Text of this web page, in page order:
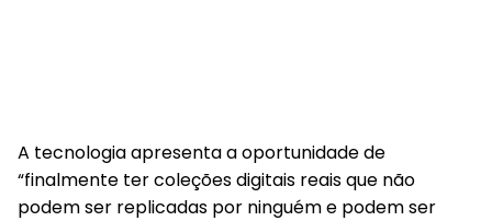
A tecnologia apresenta a oportunidade de
“finalmente ter coleções digitais reais que não
podem ser replicadas por ninguém e podem ser